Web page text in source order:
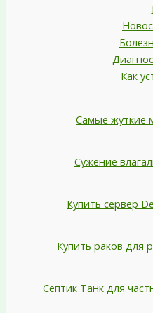
Как
Самые жуткие
Сужение
Купить сервер
Купить раков для
Септик Танк для